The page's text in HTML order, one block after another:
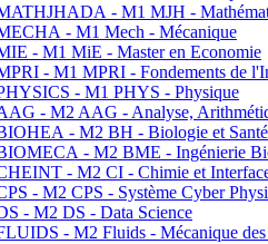
- M1 MJH -
- M1 Mech - Mécanique
- M1 MiE - Master en Economie
- M1 MPRI - Fondements de
- M1 PHYS - Physique
- M2 AAG - Analyse,
- M2 BH - Biologie et Santé
- M2 BME - Ingénierie
- M2 CI - Chimie et
- M2 CPS - Système Cyber
- M2 DS - Data Science
- M2 Fluids - Mécanique